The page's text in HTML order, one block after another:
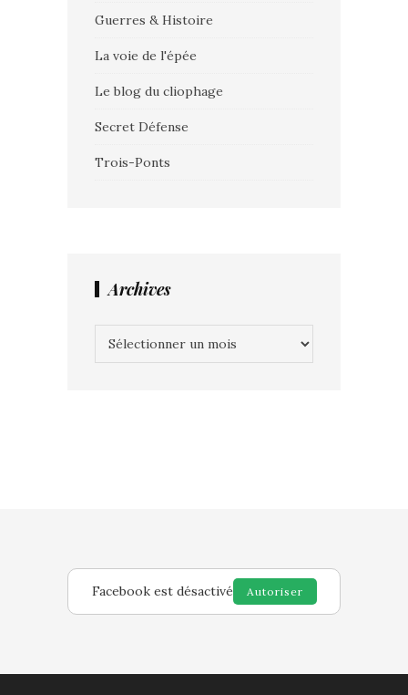
Guerres & Histoire
La voie de l'épée
Le blog du cliophage
Secret Défense
Trois-Ponts
Archives
Facebook est désactivé Autoriser